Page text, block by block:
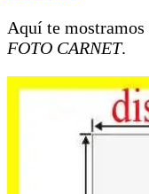
Aquí te mostramos
FOTO CARNET.